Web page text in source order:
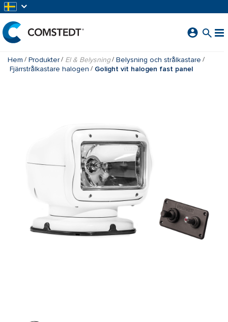
Hem Produkter El & Belysning
Belysning och strålkastare
Fjärrstrålkastare halogen
Golight vit halogen fast panel